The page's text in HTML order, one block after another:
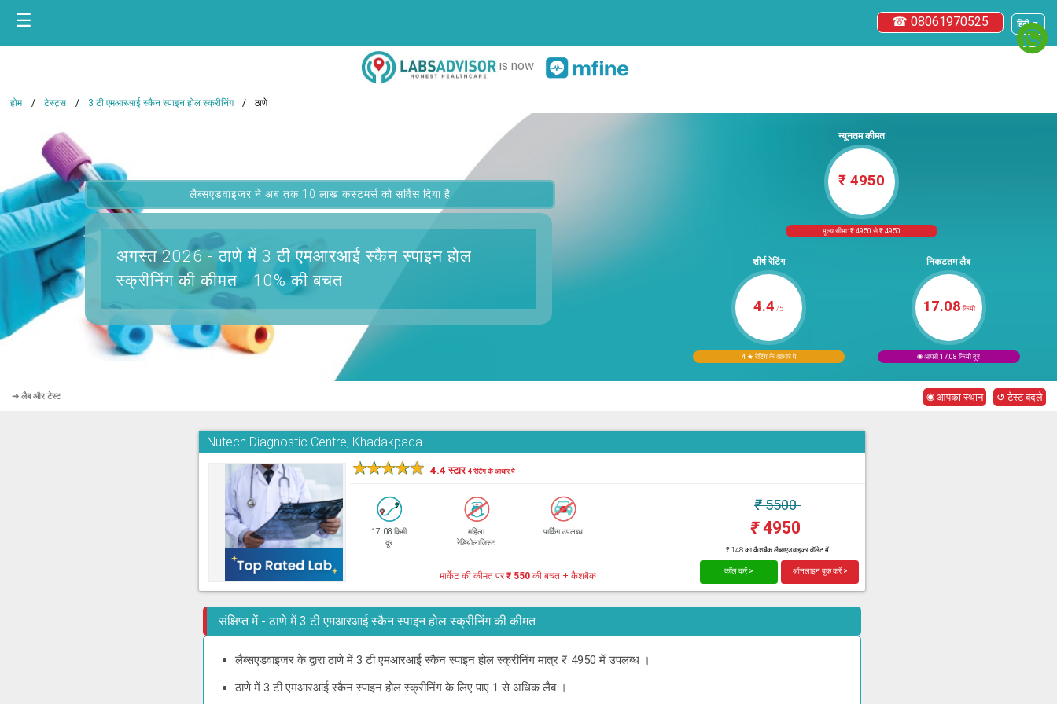
हिंदी ▼
☎ 08061970525
☰
is now
होम टेस्ट्स 3 टी एमआरआई स्कैन स्पाइन होल स्क्रीनिंग ठाणे
लैब्सएडवाइजर ने अब तक 10 लाख कस्टमर्स को सर्विस दिया है
अगस्त 2026 -ठाणे में 3 टी एमआरआई स्कैन स्पाइन होल
स्क्रीनिंगकी कीमत - 10% की बचत
न्यूनतम कीमत
₹ 4950
मूल्य सीमा: ₹ 4950 से ₹ 4950
शीर्ष रेटिंग
4.4 /5
4 ★ रेटिंग के आधार पे
निकटतम लैब
17.08 किमी
◉ आपसे 17.08 किमी दूर
➜ लैब और टेस्ट ◉ आपका स्थान ↺ टेस्ट बदले
Nutech Diagnostic Centre, Khadakpada
★★★★★ 4.4 स्टार4 रेटिंग के आधार पे
17.08 किमी
दूर
महिला
रेडियोलाजिस्ट
पार्किंग उपलब्ध
₹5500
₹4950
₹ 148 का कैशबैक लैब्सएडवाइजर वॉलेट में
मार्केट की कीमत पर₹ 550 की बचत + कैशबैक कॉल करें > ऑनलाइन बुक करें >
संक्षिप्त में - ठाणे में 3 टी एमआरआई स्कैन स्पाइन होल स्क्रीनिंग की कीमत
लैब्सएडवाइजर के द्वारा ठाणे में 3 टी एमआरआई स्कैन स्पाइन होल स्क्रीनिंग मात्र ₹ 4950 में उपलब्ध ।
ठाणे में 3 टी एमआरआई स्कैन स्पाइन होल स्क्रीनिंग के लिए पाए 1 से अधिक लैब ।